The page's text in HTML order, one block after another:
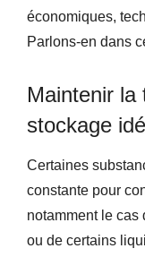
économiques,
Parlons-en dans
Maintenir la
stockage
Certaines
constante pour
notamment le cas
ou de certains